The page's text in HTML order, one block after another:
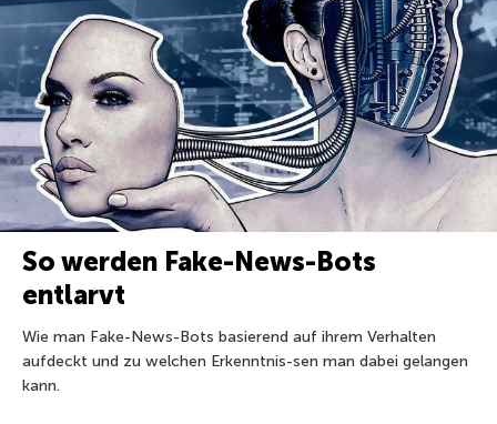
So werden Fake-News-Bots
entlarvt
Wie man Fake-News-Bots basierend auf ihrem Verhalten
aufdeckt und zu welchen Erkenntnis-sen man dabei gelangen
kann.